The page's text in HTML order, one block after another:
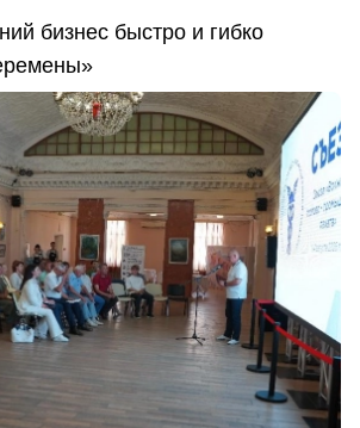
бизнес быстро и гибко